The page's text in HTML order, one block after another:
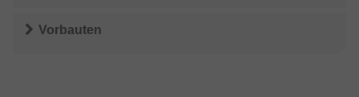
Vorbauten